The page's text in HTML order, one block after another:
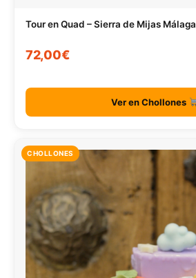
Tour en Quad – Sierra de Mijas Málaga
72,00€
Ver en Chollones
CHOLLONES